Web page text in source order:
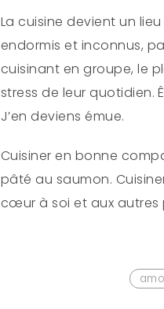
La cuisine devient un
endormis et inconnus,
cuisinant en groupe, le
stress de leur quotidien.
J’en deviens émue.
Cuisiner en bonne
pâté au saumon.
cœur à soi et aux autres